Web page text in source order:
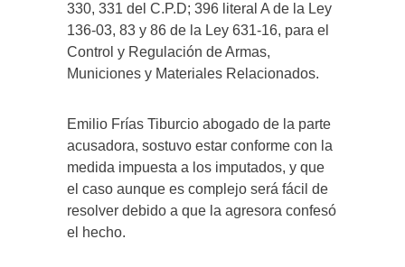
330, 331 del C.P.D; 396 literal A de la Ley
136-03, 83 y 86 de la Ley 631-16, para el
Control y Regulación de Armas,
Municiones y Materiales Relacionados.
Emilio Frías Tiburcio abogado de la parte
acusadora, sostuvo estar conforme con la
medida impuesta a los imputados, y que
el caso aunque es complejo será fácil de
resolver debido a que la agresora confesó
el hecho.